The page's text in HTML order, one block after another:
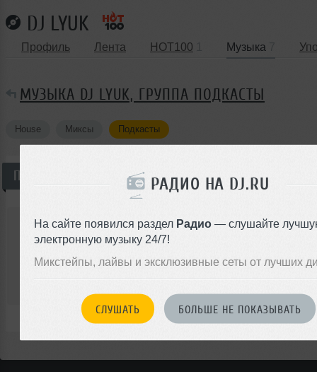
РАДИО НА DJ.RU
На сайте появился раздел Радио — слушайте
электронную музыку 24/7!
Микстейпы, лайвы и эксклюзивные сеты от лучших
СЛУШАТЬ БОЛЬШЕ НЕ ПОКАЗЫВАТЬ
DJ LYUK
Профиль Лента HOT100 Музыка
МУЗЫКА DJ LYUK, ГРУППА ПОДКАСТЫ
House Миксы Подкасты
Подкасты Всего — 1
Dj Lyuk - House Disco Music 2020 vol 2
19 1:02:15 334 </>